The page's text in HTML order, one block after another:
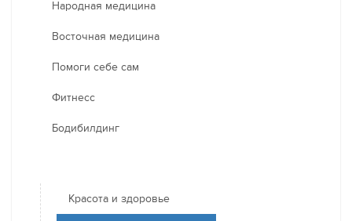
Народная медицина
Восточная медицина
Помоги себе сам
Фитнесс
Бодибилдинг
Красота и здоровье